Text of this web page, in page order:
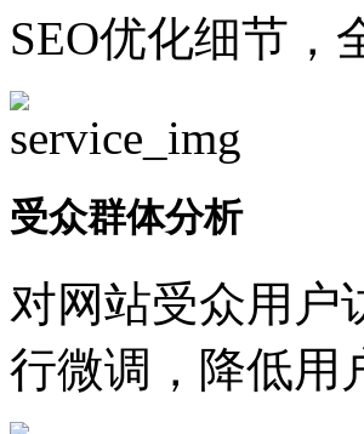
SEO优化细节，
受众群体分析
对网站受众用户
行微调，降低用